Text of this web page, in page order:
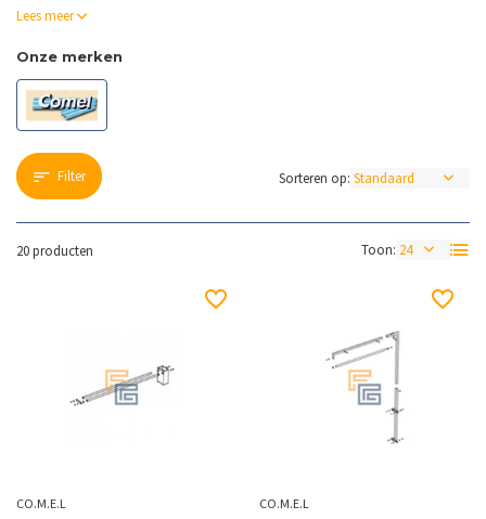
Lees meer
Onze merken
Filter
20 producten Toon:
Sorteren op:
CO.M.E.L CO.M.E.L